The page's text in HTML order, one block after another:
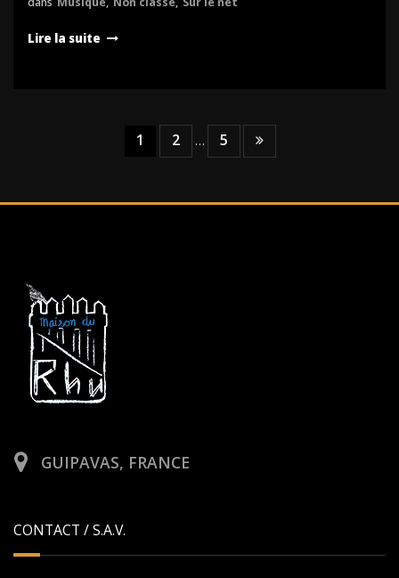
Lire la suite
1 2 … 5
GUIPAVAS, FRANCE
CONTACT / S.A.V.